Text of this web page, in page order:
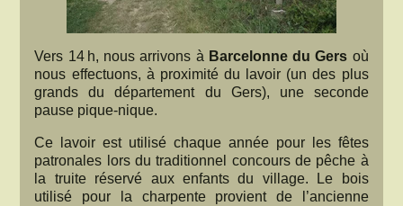
Vers 14 h, nous arrivons à Barcelonne du Gers où
nous effectuons, à proximité du lavoir (un des plus
grands du département du Gers), une seconde
pause pique-nique.
Ce lavoir est utilisé chaque année pour les fêtes
patronales lors du traditionnel concours de pêche à
la truite réservé aux enfants du village. Le bois
utilisé pour la charpente provient de l’ancienne